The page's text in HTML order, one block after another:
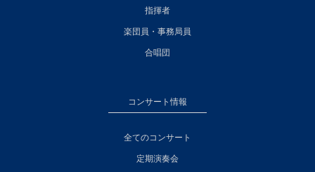
指揮者
楽団員・事務局員
合唱団
コンサート情報
全てのコンサート
定期演奏会